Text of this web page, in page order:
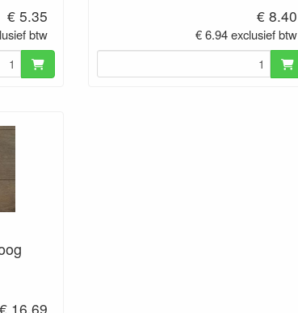
€ 5.35
btw
€ 8.40
€ 6.94 exclusief btw
€ 16.69